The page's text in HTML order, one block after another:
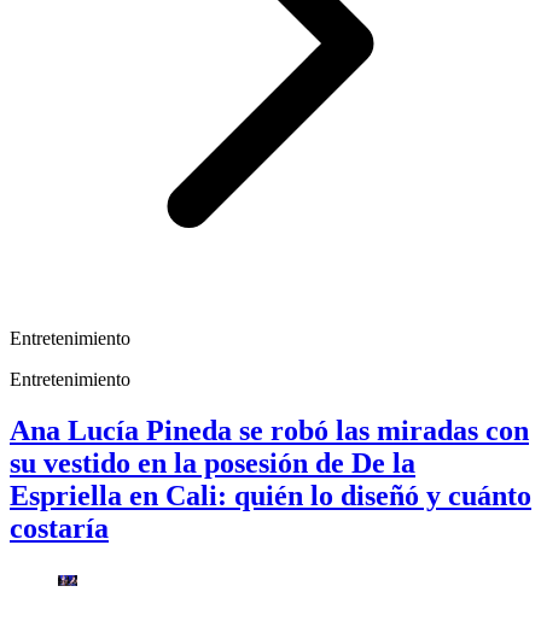
Entretenimiento
Entretenimiento
Ana Lucía Pineda se robó las miradas con
su vestido en la posesión de De la
Espriella en Cali: quién lo diseñó y cuánto
costaría